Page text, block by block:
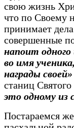
свою жизнь
что по Своему
принимает
совершенные
напоит
во имя
награды своей»
станиц
это одному из
Постараемся